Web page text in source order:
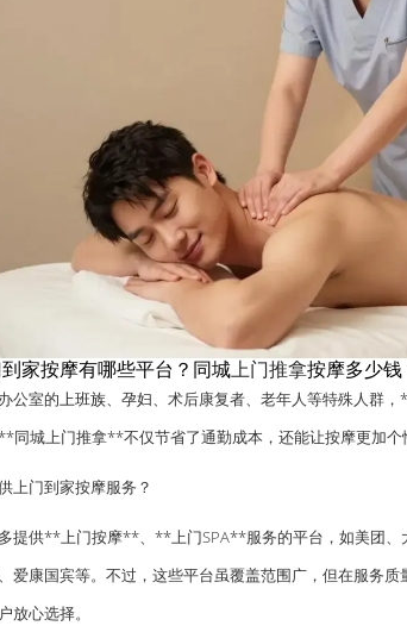
家按摩有哪些平台？同城上门推拿按摩多少
公室的上班族、孕妇、术后康复者、老年人等特殊人群
同城上门推拿**不仅节省了通勤成本，还能让按摩更加个
上门到家按摩服务？
提供**上门按摩**、**上门SPA**服务的平台，如美团、
爱康国宾等。不过，这些平台虽覆盖范围广，但在服务
放心选择。